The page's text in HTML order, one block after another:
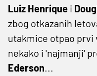
Luiz Henrique i
zbog otkazanih
utakmice otpao prvi
nekako i 'najmanji'
Ederson...